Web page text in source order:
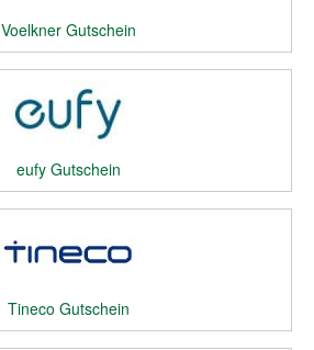
Voelkner Gutschein
eufy Gutschein
Tineco Gutschein